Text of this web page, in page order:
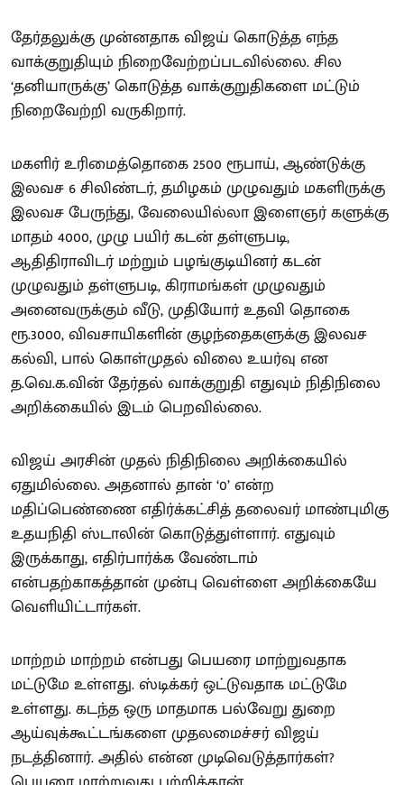
தேர்தலுக்கு முன்னதாக விஜய் கொடுத்த எந்த
வாக்குறுதியும் நிறைவேற்றப்படவில்லை. சில
‘தனியாருக்கு’ கொடுத்த வாக்குறுதிகளை மட்டும்
நிறைவேற்றி வருகிறார்.
மகளிர் உரிமைத்தொகை 2500 ரூபாய், ஆண்டுக்கு
இலவச 6 சிலிண்டர், தமிழகம் முழுவதும் மகளிருக்கு
இலவச பேருந்து, வேலையில்லா இளைஞர் களுக்கு
மாதம் 4000, முழு பயிர் கடன் தள்ளுபடி,
ஆதிதிராவிடர் மற்றும் பழங்குடியினர் கடன்
முழுவதும் தள்ளுபடி, கிராமங்கள் முழுவதும்
அனைவருக்கும் வீடு, முதியோர் உதவி தொகை
ரூ.3000, விவசாயிகளின் குழந்தைகளுக்கு இலவச
கல்வி, பால் கொள்முதல் விலை உயர்வு என
த.வெ.க.வின் தேர்தல் வாக்குறுதி எதுவும் நிதிநிலை
அறிக்கையில் இடம் பெறவில்லை.
விஜய் அரசின் முதல் நிதிநிலை அறிக்கையில்
ஏதுமில்லை. அதனால் தான் ‘0’ என்ற
மதிப்பெண்ணை எதிர்க்கட்சித் தலைவர் மாண்புமிகு
உதயநிதி ஸ்டாலின் கொடுத்துள்ளார். எதுவும்
இருக்காது, எதிர்பார்க்க வேண்டாம்
என்பதற்காகத்தான் முன்பு வெள்ளை அறிக்கையே
வெளியிட்டார்கள்.
மாற்றம் மாற்றம் என்பது பெயரை மாற்றுவதாக
மட்டுமே உள்ளது. ஸ்டிக்கர் ஒட்டுவதாக மட்டுமே
உள்ளது. கடந்த ஒரு மாதமாக பல்வேறு துறை
ஆய்வுக்கூட்டங்களை முதலமைச்சர் விஜய்
நடத்தினார். அதில் என்ன முடிவெடுத்தார்கள்?